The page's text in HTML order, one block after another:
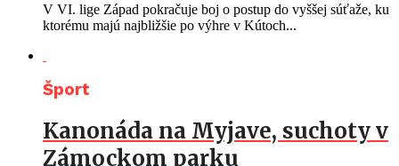
V VI. lige Západ pokračuje boj o postup do vyššej súťaže, ku
ktorému majú najbližšie po výhre v Kútoch...
Šport
Kanonáda na Myjave, suchoty v
Zámockom parku